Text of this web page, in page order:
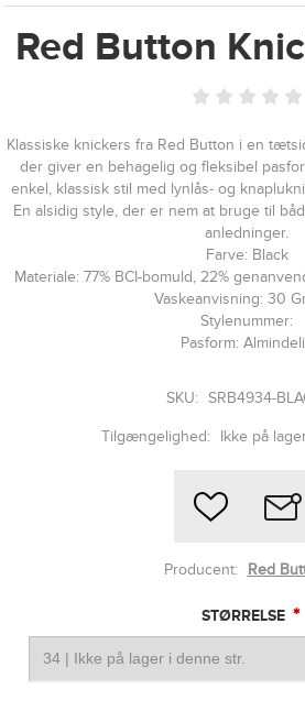
Red Button
Klassiske knickers fra Red Button i en
der giver en behagelig og fleksibel
enkel, klassisk stil med lynlås- og
En alsidig style, der er nem at bruge til
anledninger.
Farve: Black
Materiale: 77% BCI-bomuld, 22%
Vaskeanvisning: 30
Stylenummer:
Pasform:
SKU: SRB4934-
Tilgængelighed: Ikke på
Producent: Red
STØRRELSE *